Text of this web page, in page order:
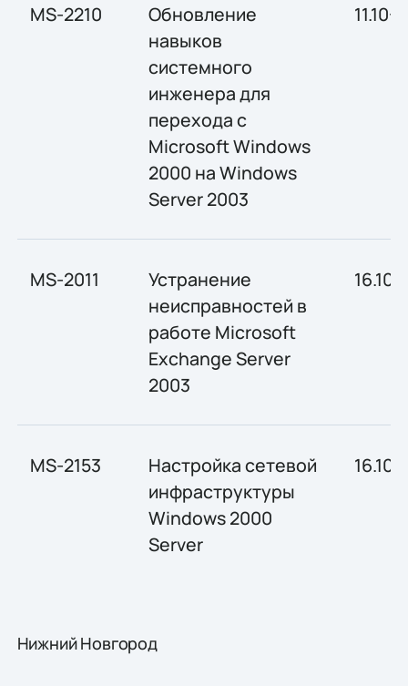
MS-2210
Обновление
навыков
системного
инженера для
перехода с
Microsoft Windows
2000 на Windows
Server 2003
11.10-
MS-2011
Устранение
неисправностей в
работе Microsoft
Exchange Server
2003
16.10-
MS-2153
Настройка сетевой
инфраструктуры
Windows 2000
Server
16.10-
Нижний Новгород